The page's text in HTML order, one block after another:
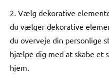
2. Vælg dekorative
du vælger dekorative
du overveje din personlige
hjælpe dig med at skabe et
hjem.